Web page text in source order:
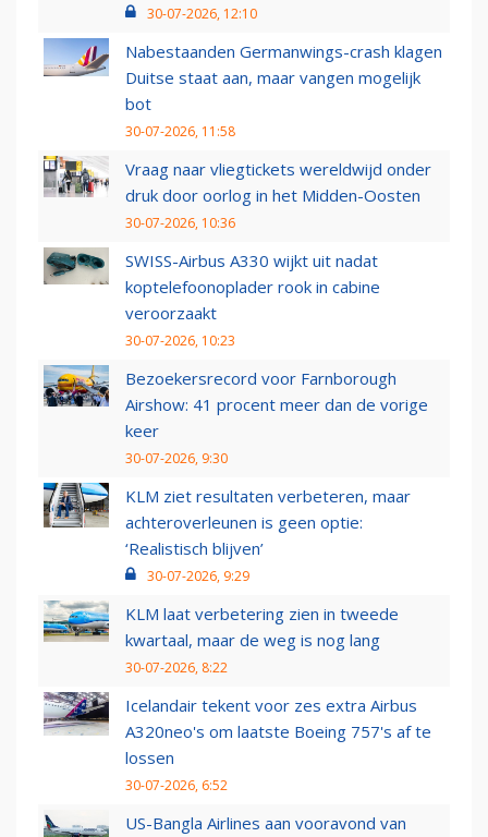
30-07-2026, 12:10
Nabestaanden Germanwings-crash klagen
Duitse staat aan, maar vangen mogelijk
bot
30-07-2026, 11:58
Vraag naar vliegtickets wereldwijd onder
druk door oorlog in het Midden-Oosten
30-07-2026, 10:36
SWISS-Airbus A330 wijkt uit nadat
koptelefoonoplader rook in cabine
veroorzaakt
30-07-2026, 10:23
Bezoekersrecord voor Farnborough
Airshow: 41 procent meer dan de vorige
keer
30-07-2026, 9:30
KLM ziet resultaten verbeteren, maar
achteroverleunen is geen optie:
‘Realistisch blijven’
30-07-2026, 9:29
KLM laat verbetering zien in tweede
kwartaal, maar de weg is nog lang
30-07-2026, 8:22
Icelandair tekent voor zes extra Airbus
A320neo's om laatste Boeing 757's af te
lossen
30-07-2026, 6:52
US-Bangla Airlines aan vooravond van